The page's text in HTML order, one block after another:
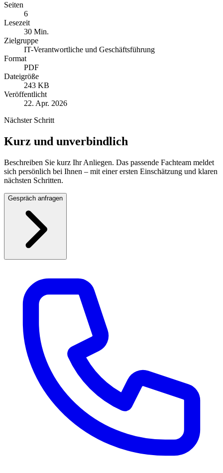
Seiten
6
Lesezeit
30 Min.
Zielgruppe
IT-Verantwortliche und Geschäftsführung
Format
PDF
Dateigröße
243 KB
Veröffentlicht
22. Apr. 2026
Nächster Schritt
Kurz und unverbindlich
Beschreiben Sie kurz Ihr Anliegen. Das passende Fachteam meldet
sich persönlich bei Ihnen – mit einer ersten Einschätzung und klaren
nächsten Schritten.
Gespräch anfragen